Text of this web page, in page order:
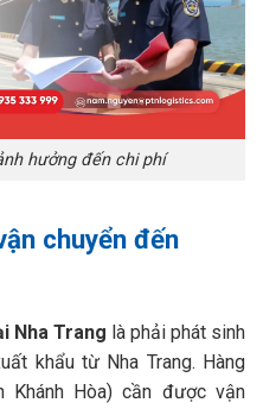
hưởng đến chi phí
chuyển đến
Nha Trang là phải phát sinh
khẩu từ Nha Trang. Hàng
Khánh Hòa) cần được vận